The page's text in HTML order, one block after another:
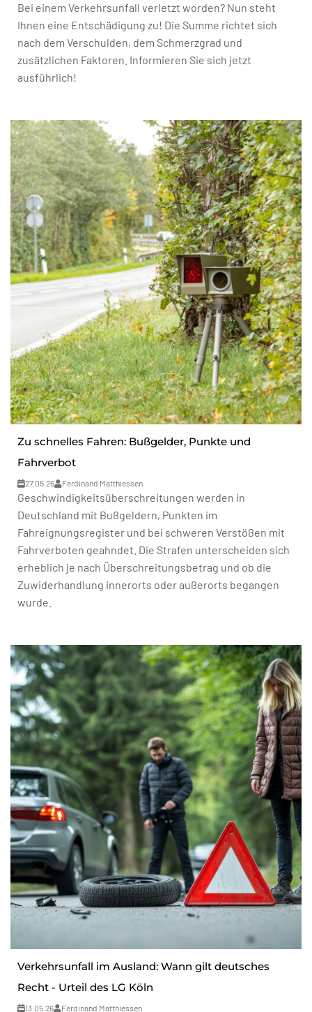
Bei einem Verkehrsunfall verletzt worden? Nun steht
Ihnen eine Entschädigung zu! Die Summe richtet sich
nach dem Verschulden, dem Schmerzgrad und
zusätzlichen Faktoren. Informieren Sie sich jetzt
ausführlich!
Zu schnelles Fahren: Bußgelder, Punkte und
Fahrverbot
27.05.26 Ferdinand Matthiessen
Geschwindigkeitsüberschreitungen werden in
Deutschland mit Bußgeldern, Punkten im
Fahreignungsregister und bei schweren Verstößen mit
Fahrverboten geahndet. Die Strafen unterscheiden sich
erheblich je nach Überschreitungsbetrag und ob die
Zuwiderhandlung innerorts oder außerorts begangen
wurde.
Verkehrsunfall im Ausland: Wann gilt deutsches
Recht - Urteil des LG Köln
13.05.26 Ferdinand Matthiessen